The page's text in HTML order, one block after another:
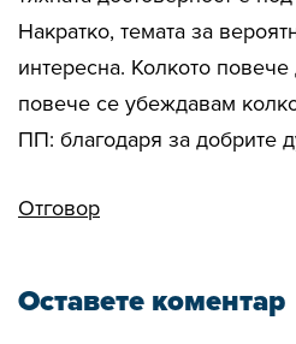
Накратко, темата за
интересна. Колкото
повече се убеждавам
ПП: благодаря за добрите
Отговор
Оставете коментар